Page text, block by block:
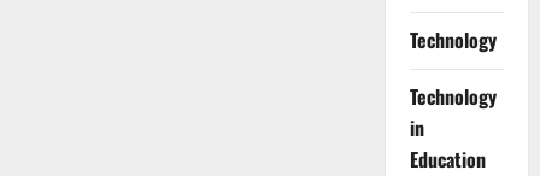
Technology
Technology
in
Education